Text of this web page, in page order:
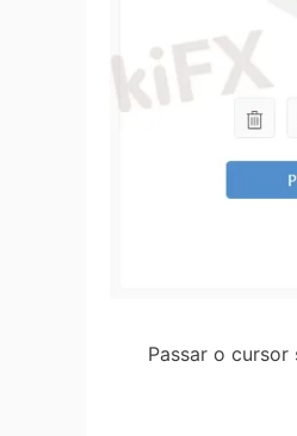
Passar o cursor